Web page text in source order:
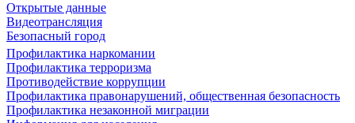
Открытые данные
Видеотрансляция
Безопасный город
Профилактика наркомании
Профилактика терроризма
Противодействие коррупции
Профилактика правонарушений, общественная безопасность
Профилактика незаконной миграции